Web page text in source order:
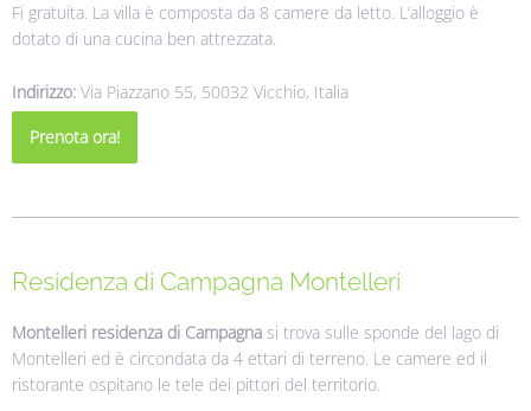
Fi gratuita. La villa è composta da 8 camere da letto. L’alloggio è
dotato di una cucina ben attrezzata.
Indirizzo: Via Piazzano 55, 50032 Vicchio, Italia
Prenota ora!
Residenza di Campagna Montelleri
Montelleri residenza di Campagna si trova sulle sponde del lago di
Montelleri ed è circondata da 4 ettari di terreno. Le camere ed il
ristorante ospitano le tele dei pittori del territorio.